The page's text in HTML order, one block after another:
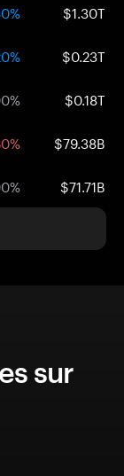
$1.30T
$0.23T
$0.18T
$79.38B
$71.71B
sur